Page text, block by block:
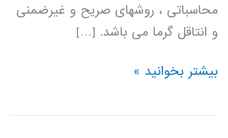
محاسباتی ، روشهای صریح و غیرضمنی
و انتاقل گرما می باشد. […]
فیلم
فارسی
بیشتر بخوانید »